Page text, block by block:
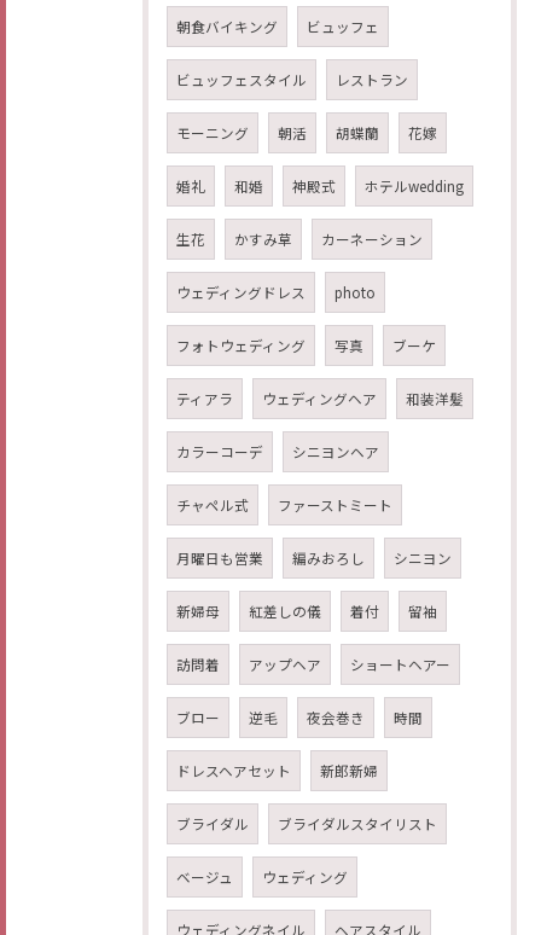
朝食バイキング ビュッフェ
ビュッフェスタイル レストラン
モーニング 朝活 胡蝶蘭 花嫁
婚礼 和婚 神殿式 ホテルwedding
生花 かすみ草 カーネーション
ウェディングドレス photo
フォトウェディング 写真 ブーケ
ティアラ ウェディングヘア 和装洋髪
カラーコーデ シニヨンヘア
チャペル式 ファーストミート
月曜日も営業 編みおろし シニヨン
新婦母 紅差しの儀 着付 留袖
訪問着 アップヘア ショートヘアー
ブロー 逆毛 夜会巻き 時間
ドレスヘアセット 新郎新婦
ブライダル ブライダルスタイリスト
ベージュ ウェディング
ウェディングネイル ヘアスタイル